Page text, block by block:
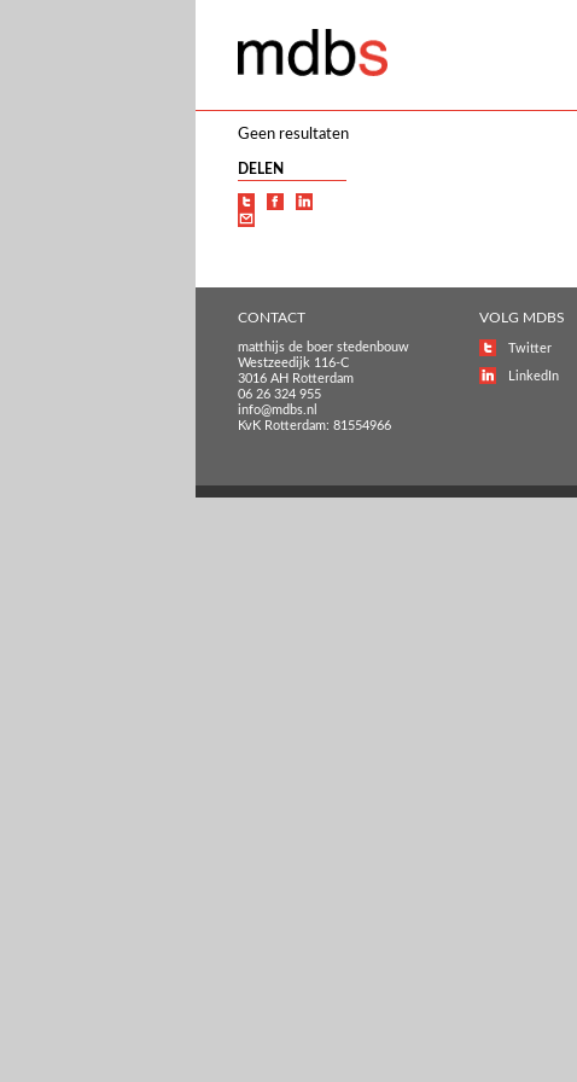
Geen resultaten
DELEN
CONTACT
matthijs de boer stedenbouw
Westzeedijk 116-C
3016 AH Rotterdam
06 26 324 955
info@mdbs.nl
KvK Rotterdam: 81554966
VOLG MDBS
Twitter
LinkedIn